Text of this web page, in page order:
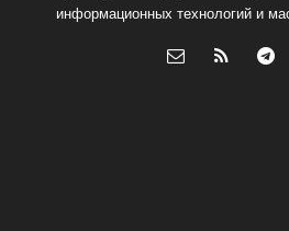
информационных технологий и